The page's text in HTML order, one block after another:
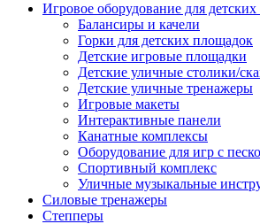
Игровое оборудование для
Балансиры и качели
Горки для детских площадок
Детские игровые площадки
Детские уличные столики/
Детские уличные тренажеры
Игровые макеты
Интерактивные панели
Канатные комплексы
Оборудование для игр с
Спортивный комплекс
Уличные музыкальные
Силовые тренажеры
Степперы